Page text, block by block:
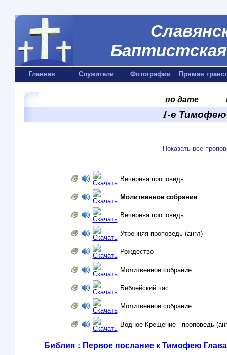
Главная Служители Фотографии Прямая
по дате
1-е Тимофею
Показать все
Вечерняя проповедь
Молитвенное собрание
Вечерняя проповедь
Утренняя проповедь (англ)
Рождество
Молитвенное собрание
Библейский час
Молитвенное собрание
Водное Крещение - проповедь
Библия : Первое послание к Тимофею